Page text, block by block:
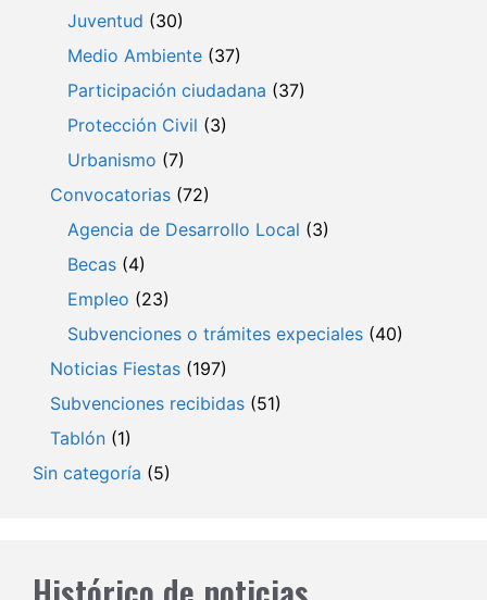
Juventud (30)
Medio Ambiente (37)
Participación ciudadana (37)
Protección Civil (3)
Urbanismo (7)
Convocatorias (72)
Agencia de Desarrollo Local (3)
Becas (4)
Empleo (23)
Subvenciones o trámites expeciales (40)
Noticias Fiestas (197)
Subvenciones recibidas (51)
Tablón (1)
Sin categoría (5)